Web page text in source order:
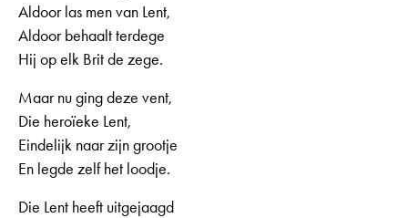
Aldoor las men van Lent,
Aldoor behaalt terdege
Hij op elk Brit de zege.
Maar nu ging deze vent,
Die heroïeke Lent,
Eindelijk naar zijn grootje
En legde zelf het loodje.
Die Lent heeft uitgejaagd